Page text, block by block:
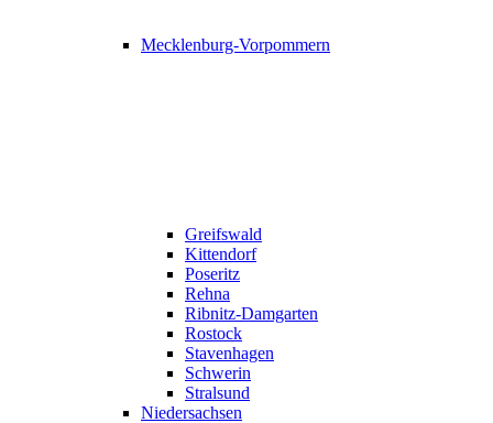
Mecklenburg-Vorpommern
Greifswald
Kittendorf
Poseritz
Rehna
Ribnitz-Damgarten
Rostock
Stavenhagen
Schwerin
Stralsund
Niedersachsen